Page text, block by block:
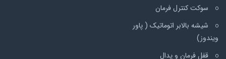
سوکت کنترل فرمان
شیشه بالابر اتوماتیک ( پاور
ویندوز)
قفل فرمان و پدال